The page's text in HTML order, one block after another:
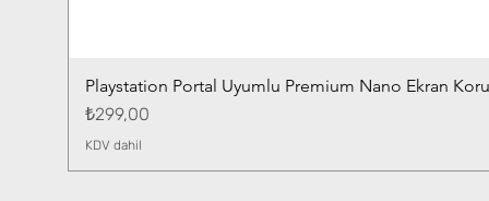
Playstation Portal Uyumlu Premium Nano Ekran
Fiyat
₺299,00
KDV dahil